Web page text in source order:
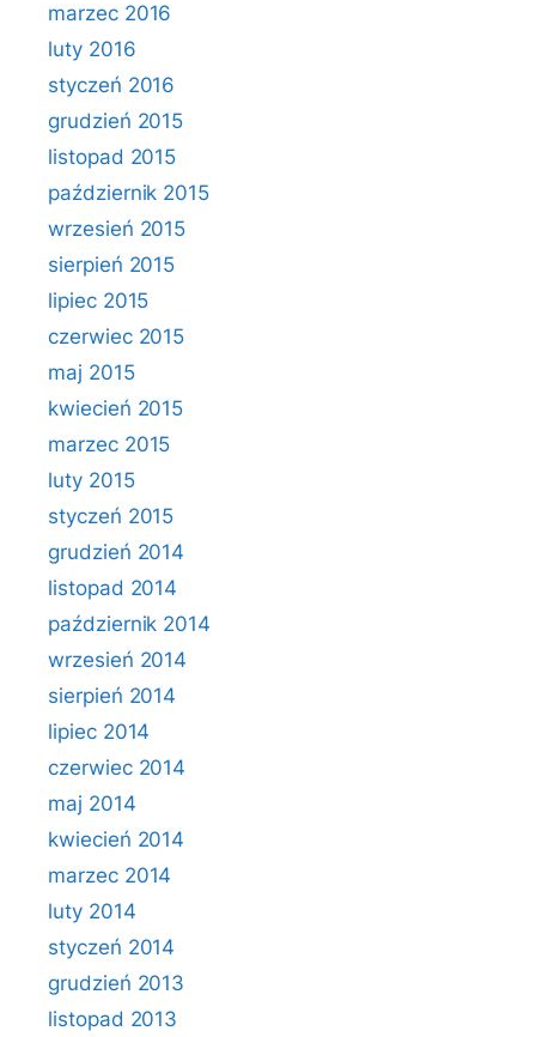
marzec 2016
luty 2016
styczeń 2016
grudzień 2015
listopad 2015
październik 2015
wrzesień 2015
sierpień 2015
lipiec 2015
czerwiec 2015
maj 2015
kwiecień 2015
marzec 2015
luty 2015
styczeń 2015
grudzień 2014
listopad 2014
październik 2014
wrzesień 2014
sierpień 2014
lipiec 2014
czerwiec 2014
maj 2014
kwiecień 2014
marzec 2014
luty 2014
styczeń 2014
grudzień 2013
listopad 2013